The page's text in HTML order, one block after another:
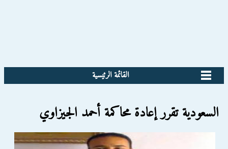
القائمة الرئيسية
السعودية تقرر إعادة محاكمة أحمد الجيزاوي